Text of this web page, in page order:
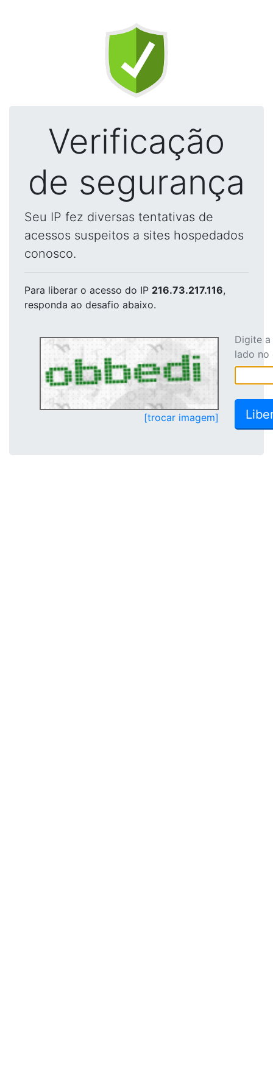
Verificação
de segurança
Seu IP fez diversas tentativas de
acessos suspeitos a sites hospedados
conosco.
Para liberar o acesso do IP 216.73.217.116,
responda ao desafio abaixo.
[trocar imagem]
Digite
lado no